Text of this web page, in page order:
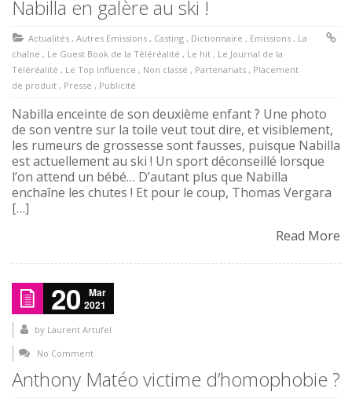
Nabilla en galère au ski !
Actualités , Autres Emissions , Casting , Dictionnaire , Emissions , La
chaîne , Le Guest Book de la Téléréalité , Le hit , Le Journal de la
Téléréalité , Le Top Influence , Non classé , Partenariats , Placement
de produit , Presse , Publicité
Nabilla enceinte de son deuxième enfant ? Une photo
de son ventre sur la toile veut tout dire, et visiblement,
les rumeurs de grossesse sont fausses, puisque Nabilla
est actuellement au ski ! Un sport déconseillé lorsque
l’on attend un bébé… D’autant plus que Nabilla
enchaîne les chutes ! Et pour le coup, Thomas Vergara
[…]
Read More
20
Mar
2021
by Laurent Artufel
No Comment
Anthony Matéo victime d’homophobie ?